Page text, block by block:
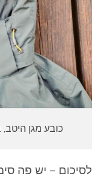
כובע מגן
לסיכום – יש פה